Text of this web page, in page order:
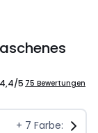
4,4/5 75 Bewertungen
+ 7 Farbe: